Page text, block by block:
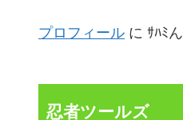
プロフィール に ｻﾊﾐん
忍者ツールズ